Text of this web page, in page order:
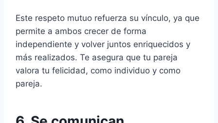
Este respeto mutuo refuerza su vínculo, ya que
permite a ambos crecer de forma
independiente y volver juntos enriquecidos y
más realizados. Te asegura que tu pareja
valora tu felicidad, como individuo y como
pareja.